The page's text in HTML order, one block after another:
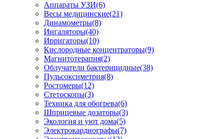
Аппараты УЗИ(6)
Весы медицинские(21)
Динамометры(8)
Ингаляторы(40)
Ирригаторы(10)
Кислородные концентраторы(9)
Магнитотерапия(2)
Облучатели бактерицидные(38)
Пульсоксиметрия(8)
Ростомеры(12)
Стетоскопы(3)
Техника для обогрева(6)
Шприцевые дозаторы(3)
Экология и уют дома(5)
Электрокардиографы(7)